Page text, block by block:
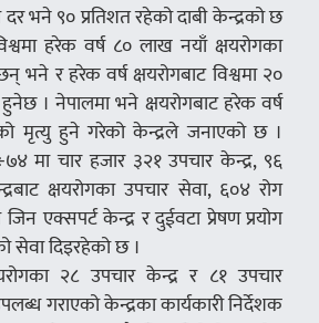
भने ९० प्रतिशत रहेको दाबी केन्द्रको छ
हरेक वर्ष ८० लाख नयाँ क्षयरोगका
भने र हरेक वर्ष क्षयरोगबाट विश्वमा २०
। नेपालमा भने क्षयरोगबाट हरेक वर्ष
मृत्यु हुने गरेको केन्द्रले जनाएको छ ।
मा चार हजार ३२१ उपचार केन्द्र, ९६
क्षयरोगका उपचार सेवा, ६०४ रोग
एक्सपर्ट केन्द्र र दुईवटा प्रेषण प्रयोग
सेवा दिइरहेको छ ।
२८ उपचार केन्द्र र ८१ उपचार
गराएको केन्द्रका कार्यकारी निर्देशक